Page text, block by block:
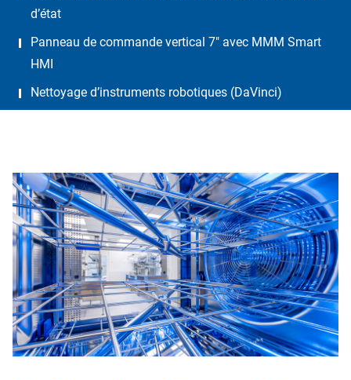
d’état
Panneau de commande vertical 7″ avec MMM Smart
HMI
Nettoyage d’instruments robotiques (DaVinci)